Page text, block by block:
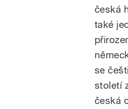
česká
také
se
století
česká